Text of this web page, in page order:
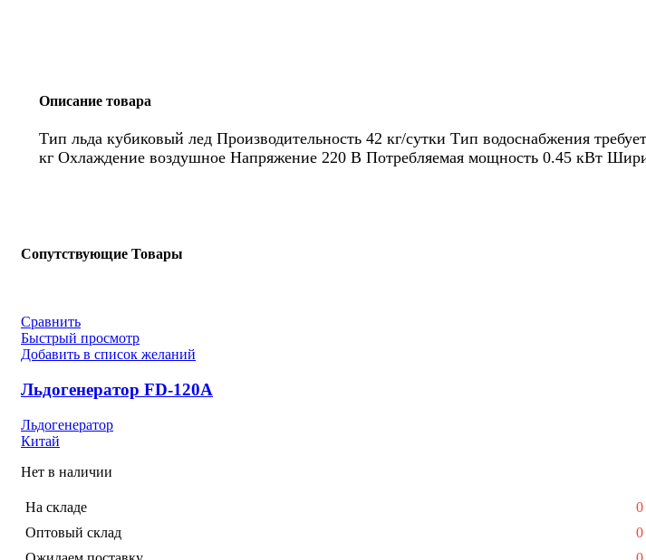
Описание товара
Тип льда кубиковый лед Производительность 42 кг/сутки Тип водоснабжения
кг Охлаждение воздушное Напряжение 220 В Потребляемая мощность 0.45 кВт
Сопутствующие Товары
Сравнить
Быстрый просмотр
Добавить в список желаний
Льдогенератор FD-120A
Льдогенератор
Китай
Нет в наличии
На складе
Оптовый склад